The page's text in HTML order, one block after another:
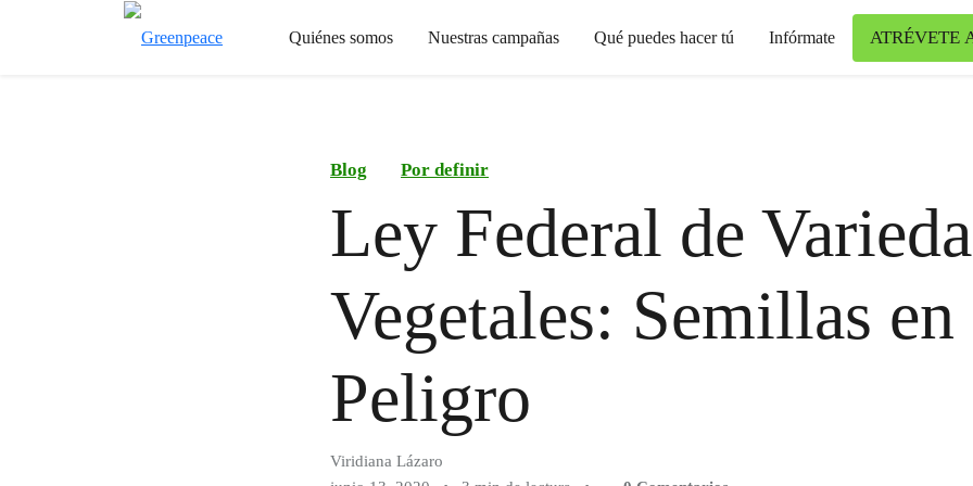
Quiénes somos Nuestras campañas Qué puedes hacer tú Infórmate ATRÉVETE
Blog Por definir
Ley Federal de
Vegetales: Semillas en
Peligro
Viridiana Lázaro